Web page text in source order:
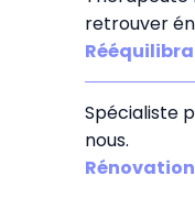
retrouver
Spécialiste
nous.